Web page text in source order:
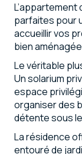
parfaites pour
accueillir vos
bien
Le véritable
Un solarium
espace
organiser des
détente sous
La résidence
entouré de